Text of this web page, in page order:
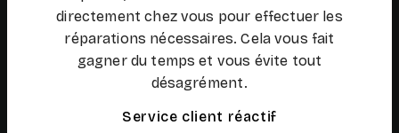
directement chez vous pour effectuer les
réparations nécessaires. Cela vous fait
gagner du temps et vous évite tout
désagrément.
Service client réactif